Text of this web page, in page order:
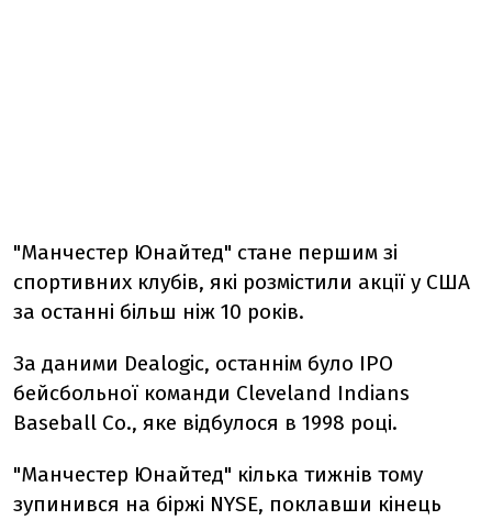
"Манчестер Юнайтед" стане першим зі
спортивних клубів, які розмістили акції у США
за останні більш ніж 10 років.
За даними Dealogic, останнім було IPO
бейсбольної команди Cleveland Indians
Baseball Co., яке відбулося в 1998 році.
"Манчестер Юнайтед" кілька тижнів тому
зупинився на біржі NYSE, поклавши кінець